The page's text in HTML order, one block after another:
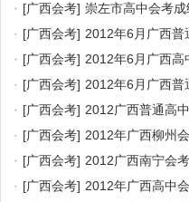
· [广西会考] 崇左市高中会考成
· [广西会考] 2012年6月广西普
· [广西会考] 2012年6月广西
· [广西会考] 2012年6月广西普
· [广西会考] 2012广西普通高
· [广西会考] 2012年广西柳州
· [广西会考] 2012广西南宁会
· [广西会考] 2012年广西高中